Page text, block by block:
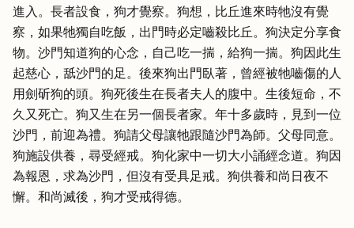
進入。長者設食，狗才覺察。狗想，比丘進來時牠沒有覺
察，如果牠獨自吃飯，出門時必定嚙殺比丘。狗決定分享食
物。沙門知道狗的心念，自己吃一揣，給狗一揣。狗因此生
起慈心，舐沙門的足。後來狗出門臥著，曾經被牠嚙傷的人
用劍斫狗的頭。狗死後生在長者夫人的腹中。生後短命，不
久又死亡。狗又生在另一個長者家。年十多歲時，見到一位
沙門，前迎為禮。狗請父母讓牠跟隨沙門為師。父母同意。
狗施設供養，尋受經戒。狗化家中一切大小誦經念道。狗因
為報恩，求為沙門，但沒有受具足戒。狗供養和尚日夜不
懈。和尚滅後，狗才受戒得德。